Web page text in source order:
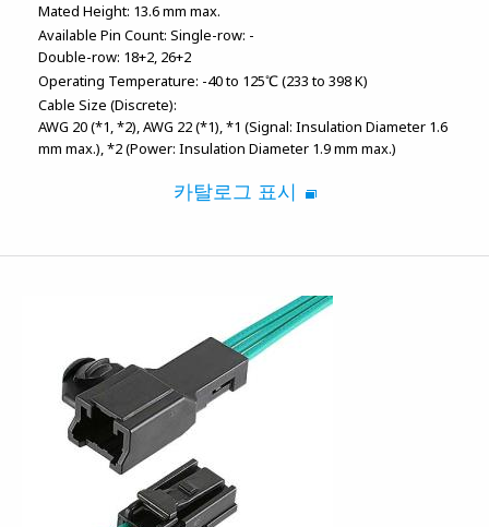
Mated Height: 13.6 mm max.
Available Pin Count: Single-row: -
Double-row: 18+2, 26+2
Operating Temperature: -40 to 125℃ (233 to 398 K)
Cable Size (Discrete):
AWG 20 (*1, *2) AWG 22 (*1) *1 (Signal: Insulation Diameter 1.6
mm max.) *2 (Power: Insulation Diameter 1.9 mm max.)
카탈로그 표시